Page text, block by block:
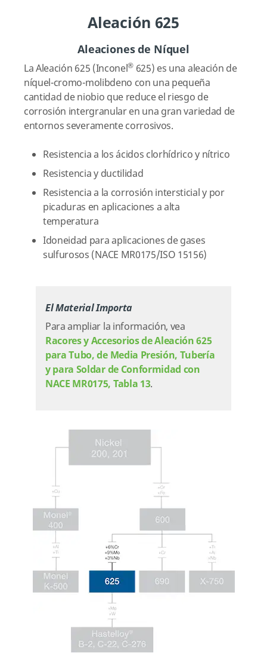
Aleación 625
Aleaciones de Níquel
La Aleación 625 (Inconel® 625) es una aleación de
níquel-cromo-molibdeno con una pequeña
cantidad de niobio que reduce el riesgo de
corrosión intergranular en una gran variedad de
entornos severamente corrosivos.
Resistencia a los ácidos clorhídrico y nítrico
Resistencia y ductilidad
Resistencia a la corrosión intersticial y por
picaduras en aplicaciones a alta
temperatura
Idoneidad para aplicaciones de gases
sulfurosos (NACE MR0175/ISO 15156)
El Material Importa
Para ampliar la información, vea
Racores y Accesorios de Aleación 625
para Tubo, de Media Presión, Tubería
y para Soldar de Conformidad con
NACE MR0175, Tabla 13.